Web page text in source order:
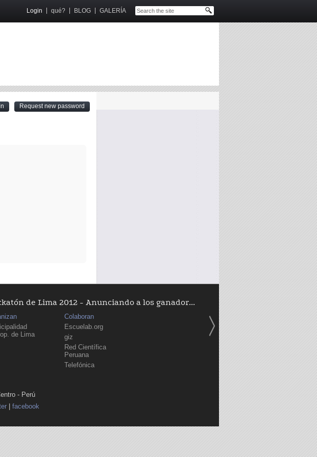
Login qué? BLOG GALERÍA
(active tab)Request new password
de Lima 2012 - Anunciando a los ganador...
de Lima
Colaboran
Escuelab.org
giz
Red Científica
Peruana
Telefónica
- Perú
| facebook